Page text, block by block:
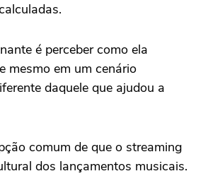
é perceber como ela
mesmo em um cenário
daquele que ajudou a
comum de que o streaming
dos lançamentos musicais.